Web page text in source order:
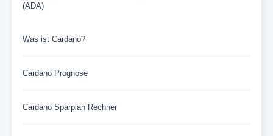
(ADA)
Was ist Cardano?
Cardano Prognose
Cardano Sparplan Rechner